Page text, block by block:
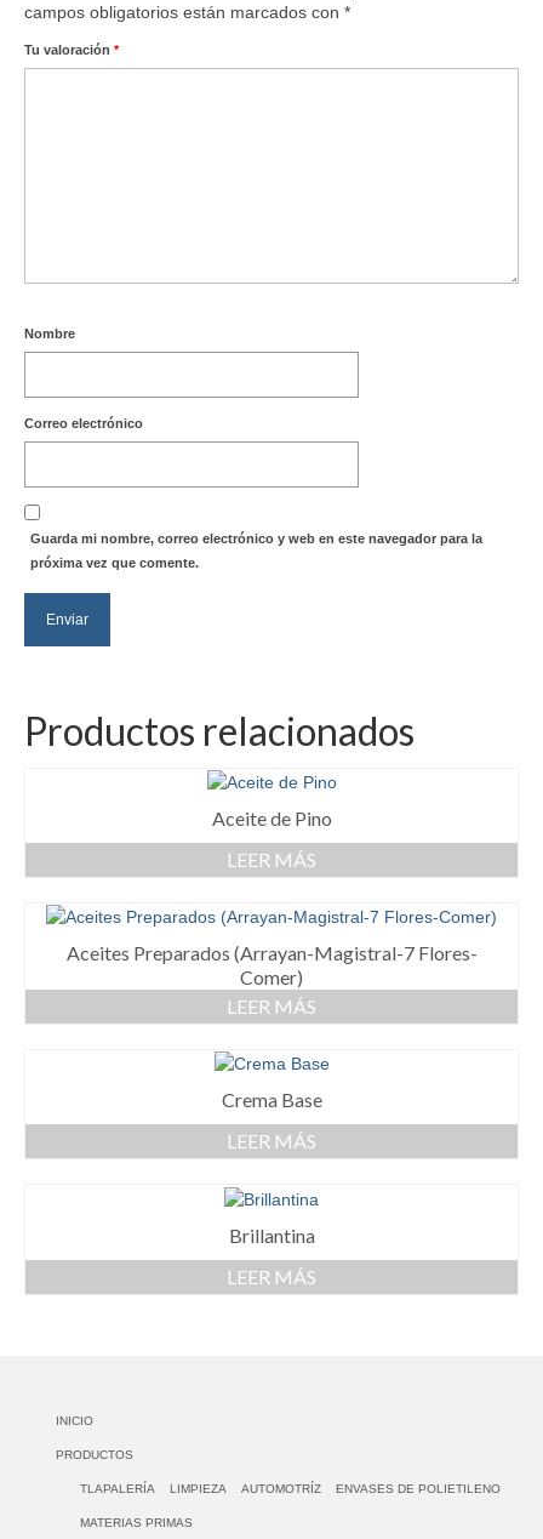
campos obligatorios están marcados con *
Tu valoración *
Nombre
Correo electrónico
Guarda mi nombre, correo electrónico y web en este navegador para la
próxima vez que comente.
Productos relacionados
Aceite de Pino
LEER MÁS
Aceites Preparados (Arrayan-Magistral-7 Flores-
Comer)
LEER MÁS
Crema Base
LEER MÁS
Brillantina
LEER MÁS
INICIO
PRODUCTOS
TLAPALERÍA LIMPIEZA AUTOMOTRÍZ ENVASES DE POLIETILENO
MATERIAS PRIMAS